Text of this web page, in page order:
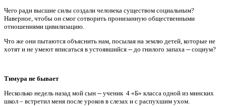
Чего ради высшие силы создали человека существом социальным?
Наверное, чтобы он смог сотворить пронизанную общественными
отношениями цивилизацию.
Что же они пытаются объяснить нам, посылая на землю детей, которые не
хотят и не умеют вписаться в устоявшийся -- до гнилого запаха -- социум?
Тимура не бывает
Несколько недель назад мой сын -- ученик 4 «Б» класса одной из минских
школ – встретил меня после уроков в слезах и с распухшим ухом.